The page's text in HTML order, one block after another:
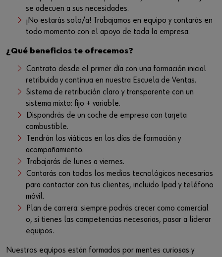
se adecuen a sus necesidades.
¡No estarás solo/a! Trabajamos en equipo y contarás en
todo momento con el apoyo de toda la empresa.
¿Qué beneficios te ofrecemos?
Contrato desde el primer día con una formación inicial
retribuida y continua en nuestra Escuela de Ventas.
Sistema de retribución claro y transparente con un
sistema mixto: fijo + variable.
Dispondrás de un coche de empresa con tarjeta
combustible.
Tendrán los viáticos en los días de formación y
acompañamiento.
Trabajarás de lunes a viernes.
Contarás con todos los medios tecnológicos necesarios
para contactar con tus clientes, incluido Ipad y teléfono
móvil.
Plan de carrera: siempre podrás crecer como comercial
o, si tienes las competencias necesarias, pasar a liderar
equipos.
Nuestros equipos están formados por mentes curiosas y